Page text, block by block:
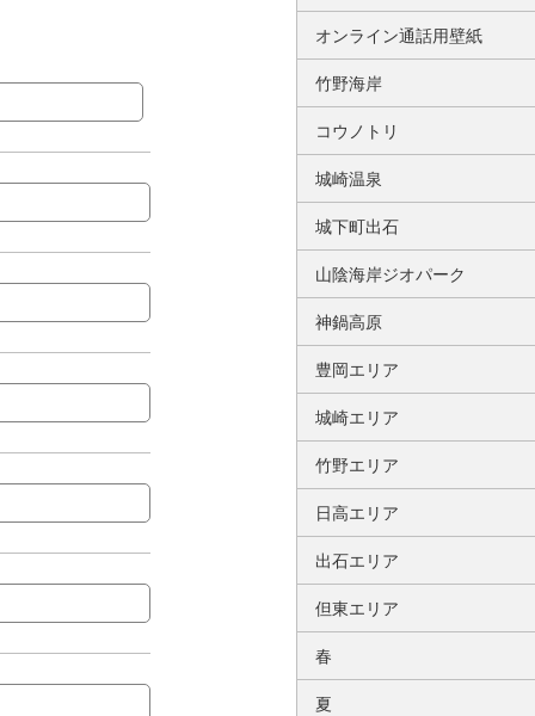
オンライン通話用壁紙
竹野海岸
コウノトリ
城崎温泉
城下町出石
山陰海岸ジオパーク
神鍋高原
豊岡エリア
城崎エリア
竹野エリア
日高エリア
出石エリア
但東エリア
春
夏